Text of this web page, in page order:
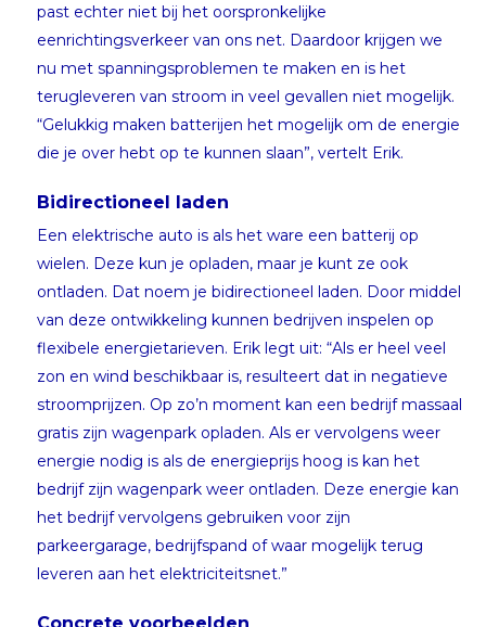
past echter niet bij het oorspronkelijke
eenrichtingsverkeer van ons net. Daardoor krijgen we
nu met spanningsproblemen te maken en is het
terugleveren van stroom in veel gevallen niet mogelijk.
“Gelukkig maken batterijen het mogelijk om de energie
die je over hebt op te kunnen slaan”, vertelt Erik.
Bidirectioneel laden
Een elektrische auto is als het ware een batterij op
wielen. Deze kun je opladen, maar je kunt ze ook
ontladen. Dat noem je bidirectioneel laden. Door middel
van deze ontwikkeling kunnen bedrijven inspelen op
flexibele energietarieven. Erik legt uit: “Als er heel veel
zon en wind beschikbaar is, resulteert dat in negatieve
stroomprijzen. Op zo’n moment kan een bedrijf massaal
gratis zijn wagenpark opladen. Als er vervolgens weer
energie nodig is als de energieprijs hoog is kan het
bedrijf zijn wagenpark weer ontladen. Deze energie kan
het bedrijf vervolgens gebruiken voor zijn
parkeergarage, bedrijfspand of waar mogelijk terug
leveren aan het elektriciteitsnet.”